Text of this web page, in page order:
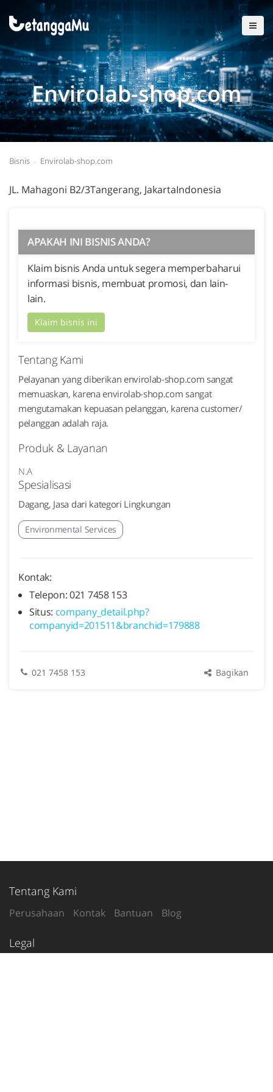
Envirolab-shop.com
Bisnis Envirolab-shop.com
JL. Mahagoni B2/3Tangerang, JakartaIndonesia
APAKAH INI BISNIS ANDA?
Klaim bisnis Anda untuk segera memperbaharui
informasi bisnis, membuat promosi, dan lain-
lain.
Klaim bisnis ini
Tentang Kami
Pelayanan yang diberikan envirolab-shop.com sangat
memuaskan, karena envirolab-shop.com sangat
mengutamakan kepuasan pelanggan, karena customer/
pelanggan adalah raja.
Produk & Layanan
N.A
Spesialisasi
Dagang, Jasa dari kategori Lingkungan
Environmental Services
Kontak:
Telepon: 021 7458 153
Situs: company_detail.php?
companyid=201511&branchid=179888
021 7458 153 Bagikan
Tentang Kami
Perusahaan Kontak Bantuan Blog
Legal